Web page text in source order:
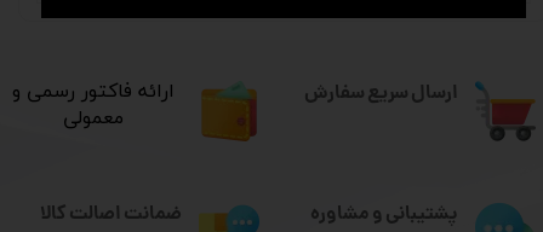
ارسال سریع سفارش
​ارائه فاکتور رسمی و
معمولی
پشتیبانی و مشاوره ضمانت اصالت کالا